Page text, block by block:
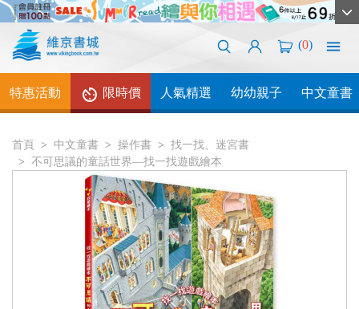
(0)
特惠活動 限時價 人氣精選 幼幼親子 中文童書
首頁 中文童書 操作書
找一找、迷宮書
不可思議的童話世界—找一找遊戲繪本